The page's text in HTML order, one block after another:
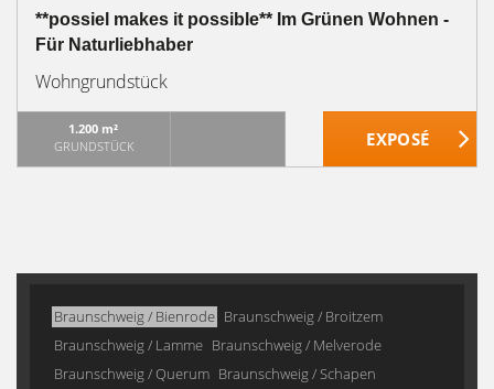
**possiel makes it possible** Im Grünen Wohnen -
Für Naturliebhaber
Wohngrundstück
1.200 m²
GRUNDSTÜCK
Braunschweig / Bienrode Braunschweig / Broitzem
Braunschweig / Lamme Braunschweig / Melverode
Braunschweig / Querum Braunschweig / Schapen